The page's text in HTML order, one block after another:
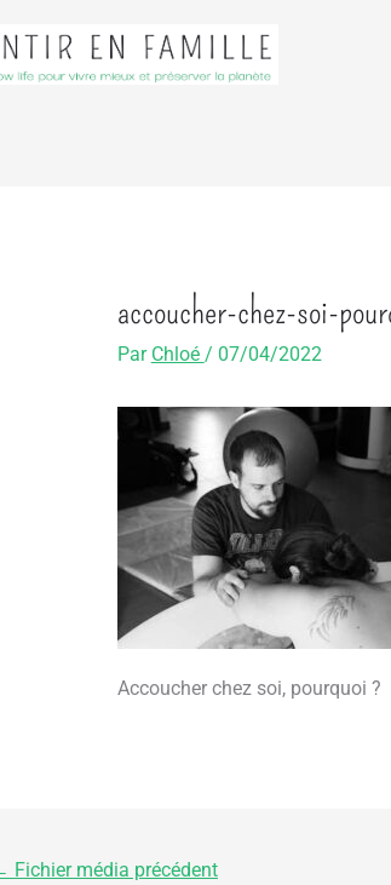
accoucher-chez-soi-
Par Chloé / 07/04/2022
Accoucher chez soi, pourquoi ?
Fichier média précédent